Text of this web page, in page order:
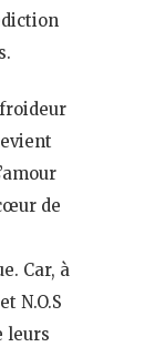
de
Car, à
N.O.S
leurs